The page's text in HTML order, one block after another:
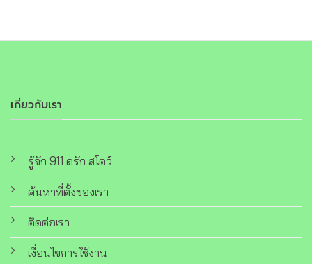
เกี่ยวกับเรา
รู้จัก 911 ดรัก สโตว์
ค้นหาที่ตั้งของเรา
ติดต่อเรา
เงื่อนไขการใช้งาน